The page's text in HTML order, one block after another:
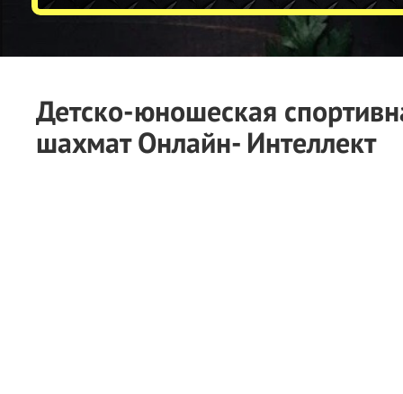
Детско-юношеская
шахмат Онлайн- Интеллект